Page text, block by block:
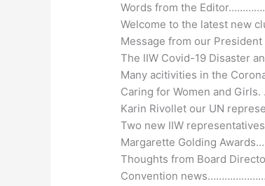
Words from the
Welcome to the latest
Message from our
The IIW Covid-19 Disaster
Many acitivities in the
Caring for Women and
Karin Rivollet our UN
Two new IIW
Margarette Golding
Thoughts from Board
Convention